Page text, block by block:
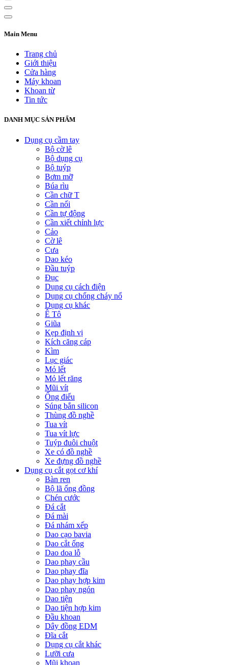
Main Menu
Trang chủ
Giới thiệu
Cửa hàng
Máy khoan
Khoan từ
Tin tức
DANH MỤC SẢN PHẨM
Dụng cụ cầm tay
Bộ cờ lê
Bộ dụng cụ
Bộ tuýp
Bơm mỡ
Búa rìu
Cần chữ T
Cần nối
Cần tự động
Cần xiết chỉnh lực
Cảo
Cờ lê
Cưa
Dao kéo
Đầu tuýp
Đục
Dụng cụ cách điện
Dụng cụ chống cháy nổ
Dụng cụ khác
Ê Tô
Giũa
Kẹp định vị
Kích căng cáp
Kìm
Lục giác
Mỏ lết
Mỏ lết răng
Mũi vít
Ống điếu
Súng bắn silicon
Thùng đồ nghề
Tua vít
Tua vít lực
Tuýp đuôi chuột
Xe có đồ nghề
Xe đựng đồ nghề
Dụng cụ cắt gọt cơ khí
Bàn ren
Bộ lã ống đồng
Chén cước
Đá cắt
Đá mài
Đá nhám xếp
Dao cạo bavia
Dao cắt ống
Dao doa lỗ
Dao phay cầu
Dao phay đĩa
Dao phay hợp kim
Dao phay ngón
Dao tiện
Dao tiện hợp kim
Đầu khoan
Dây đồng EDM
Đĩa cắt
Dụng cụ cắt khác
Lưỡi cưa
Mũi khoan